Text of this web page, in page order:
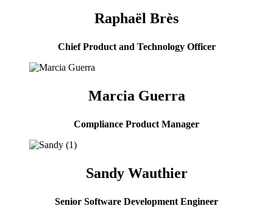
Raphaël Brès
Chief Product and Technology Officer
Marcia Guerra
Compliance Product Manager
Sandy Wauthier
Senior Software Development Engineer